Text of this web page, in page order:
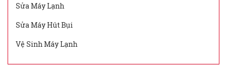
Sửa Máy Lạnh
Sửa Máy Hút Bụi
Vệ Sinh Máy Lạnh